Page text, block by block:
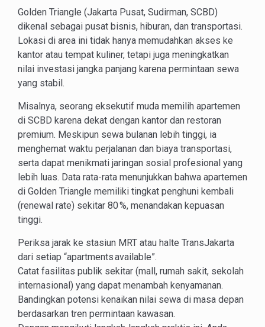
Golden Triangle (Jakarta Pusat, Sudirman, SCBD)
dikenal sebagai pusat bisnis, hiburan, dan transportasi.
Lokasi di area ini tidak hanya memudahkan akses ke
kantor atau tempat kuliner, tetapi juga meningkatkan
nilai investasi jangka panjang karena permintaan sewa
yang stabil.
Misalnya, seorang eksekutif muda memilih apartemen
di SCBD karena dekat dengan kantor dan restoran
premium. Meskipun sewa bulanan lebih tinggi, ia
menghemat waktu perjalanan dan biaya transportasi,
serta dapat menikmati jaringan sosial profesional yang
lebih luas. Data rata-rata menunjukkan bahwa apartemen
di Golden Triangle memiliki tingkat penghuni kembali
(renewal rate) sekitar 80 %, menandakan kepuasan
tinggi.
Periksa jarak ke stasiun MRT atau halte TransJakarta
dari setiap “apartments available”.
Catat fasilitas publik sekitar (mall, rumah sakit, sekolah
internasional) yang dapat menambah kenyamanan.
Bandingkan potensi kenaikan nilai sewa di masa depan
berdasarkan tren permintaan kawasan.